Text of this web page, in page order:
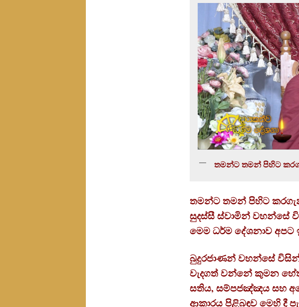
තමන්ට තමන් පිහිට
තමන්ට තමන් පිහිට
සුදස්සී ස්වාමින් වහන්සේ
මෙම ධර්ම දේශනාව අපට
බුදුරජාණන් වහන්සේ
වැදගත් වන්නේ කුමන
සතිය, සම්පජඤ්ඤය සහ
ආකාරය පිළිබඳව මෙහි දී